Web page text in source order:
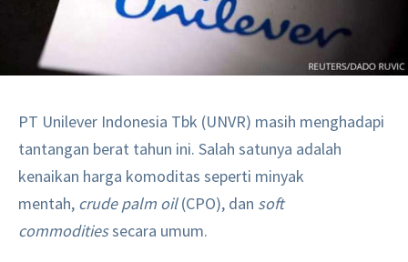
PT Unilever Indonesia Tbk (UNVR) masih menghadapi
tantangan berat tahun ini. Salah satunya adalah
kenaikan harga komoditas seperti minyak
mentah, crude palm oil(CPO), dan soft
commoditiessecara umum.